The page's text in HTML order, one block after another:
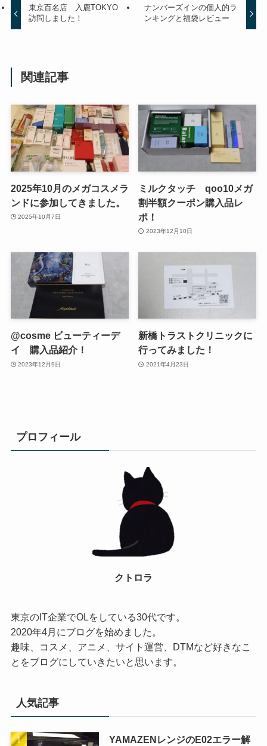
東京百名店 入鹿TOKYO
訪問しました！
ナンバーズインの個人的ラ
ンキングと福袋レビュー
関連記事
2025年10月のメガコスメラ
ンドに参加してきました。
2025年10月7日
ミルクタッチ qoo10メガ
割半額クーポン購入品レ
ポ！
2023年12月10日
@cosme ビューティーデ
イ 購入品紹介！
2023年12月9日
新橋トラストクリニックに
行ってみました！
2021年4月23日
プロフィール
クトロラ
東京のIT企業でOLをしている30代です。
2020年4月にブログを始めました。
趣味、コスメ、アニメ、サイト運営、DTMなど好きなこ
とをブログにしていきたいと思います。
人気記事
YAMAZENレンジのE02エラー解